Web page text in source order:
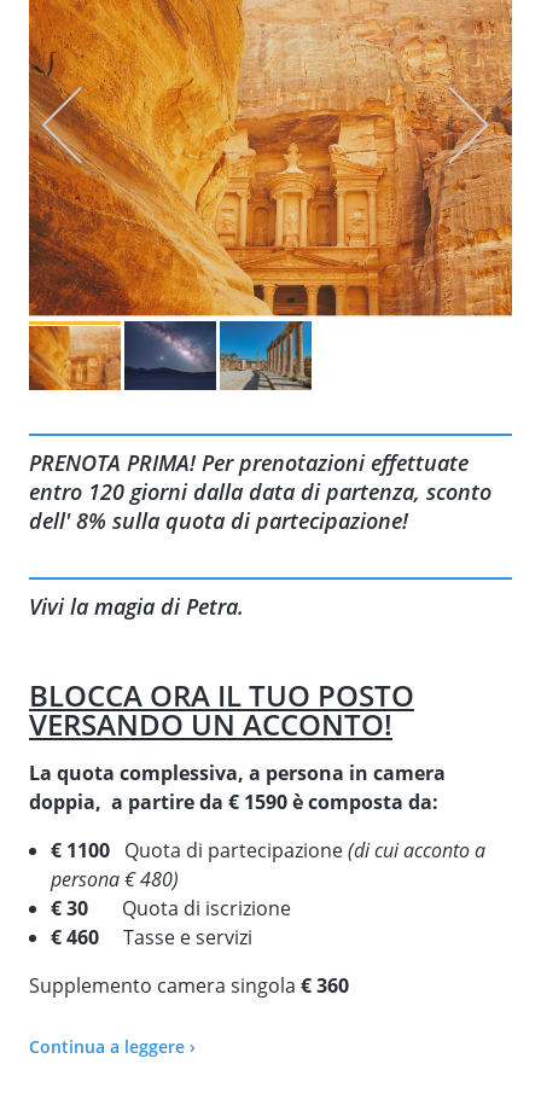
PRENOTA PRIMA! Per prenotazioni effettuate
entro 120 giorni dalla data di partenza, sconto
dell' 8% sulla quota di partecipazione!
Vivi la magia di Petra.
BLOCCA ORA IL TUO POSTO
VERSANDO UN ACCONTO!
La quota complessiva, a persona in camera
doppia, a partire da € 1590 è composta da:
€ 1100 Quota di partecipazione(di cui acconto a
persona € 480)
€ 30 Quota di iscrizione
€ 460
Tasse e servizi
Supplemento camera singola € 360
17 - 25 luglio € 1.630
Continua a leggere ›